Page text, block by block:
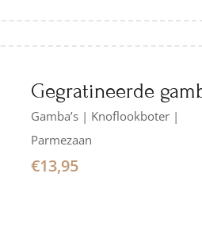
Gegratineerde
Gamba’s | Knoflookboter |
Parmezaan
€13,95